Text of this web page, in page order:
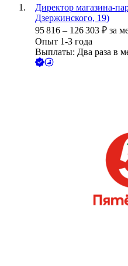
Директор магазина-
Дзержинского, 19)
95 816 – 126 303 ₽ за
Опыт 1-3 года
Выплаты: Два раза в